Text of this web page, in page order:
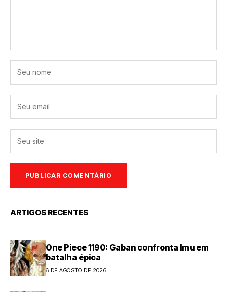
ARTIGOS RECENTES
One Piece 1190: Gaban confronta Imu em
batalha épica
6 DE AGOSTO DE 2026